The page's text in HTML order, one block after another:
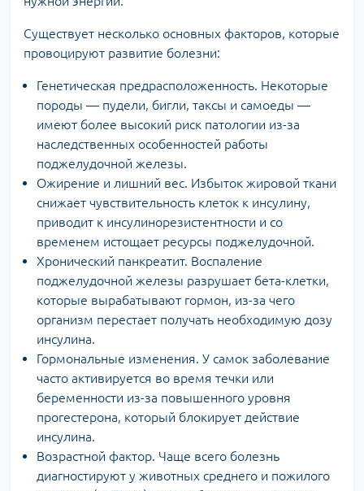
Существует несколько основных факторов, которые
провоцируют развитие болезни:
Генетическая предрасположенность. Некоторые
породы — пудели, бигли, таксы и самоеды —
имеют более высокий риск патологии из-за
наследственных особенностей работы
поджелудочной железы.
Ожирение и лишний вес. Избыток жировой ткани
снижает чувствительность клеток к инсулину,
приводит к инсулинорезистентности и со
временем истощает ресурсы поджелудочной.
Хронический панкреатит. Воспаление
поджелудочной железы разрушает бета-клетки,
которые вырабатывают гормон, из-за чего
организм перестает получать необходимую дозу
инсулина.
Гормональные изменения. У самок заболевание
часто активируется во время течки или
беременности из-за повышенного уровня
прогестерона, который блокирует действие
инсулина.
Возрастной фактор. Чаще всего болезнь
диагностируют у животных среднего и пожилого